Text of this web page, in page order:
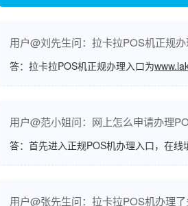
用户@刘先生问：拉卡拉POS机正规办
答：拉卡拉POS机正规办理入口为
用户@范小姐问：网上怎么申请办理
答：首先进入正规POS机办理入口，在线
用户@张先生问：拉卡拉POS机办理了